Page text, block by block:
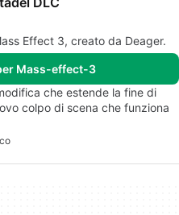
Effect 3, creato da Deager.
Mass-effect-3
che estende la fine di
colpo di scena che funziona